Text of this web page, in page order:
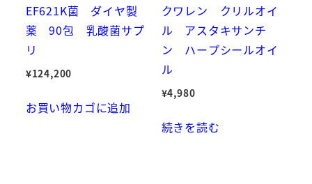
EF621K菌 ダイヤ製
薬 90包 乳酸菌サプ
リ
¥124,200
お買い物カゴに追加
クワレン クリルオイ
ル アスタキサンチ
ン ハープシールオイ
ル
¥4,980
続きを読む